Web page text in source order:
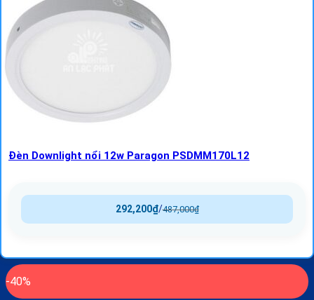
Đèn Downlight nổi 12w Paragon PSDMM170L12
487,000₫
/
292,200₫
-40%